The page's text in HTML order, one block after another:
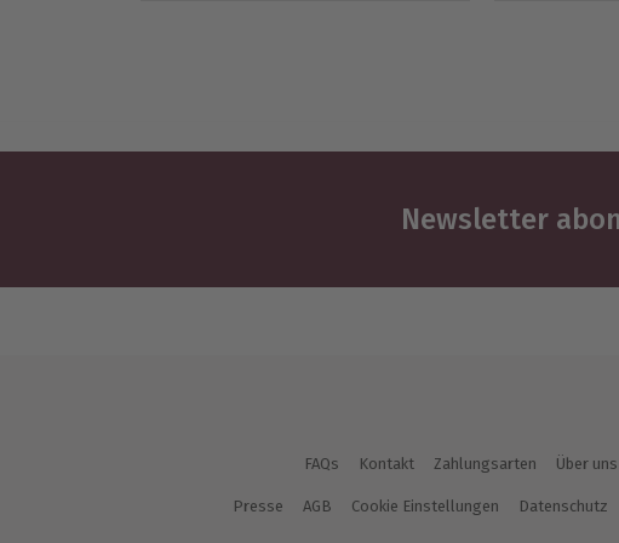
Newsletter
FAQs Kontakt Zahlungsarten Über uns
Presse AGB Cookie Einstellungen Datenschutz